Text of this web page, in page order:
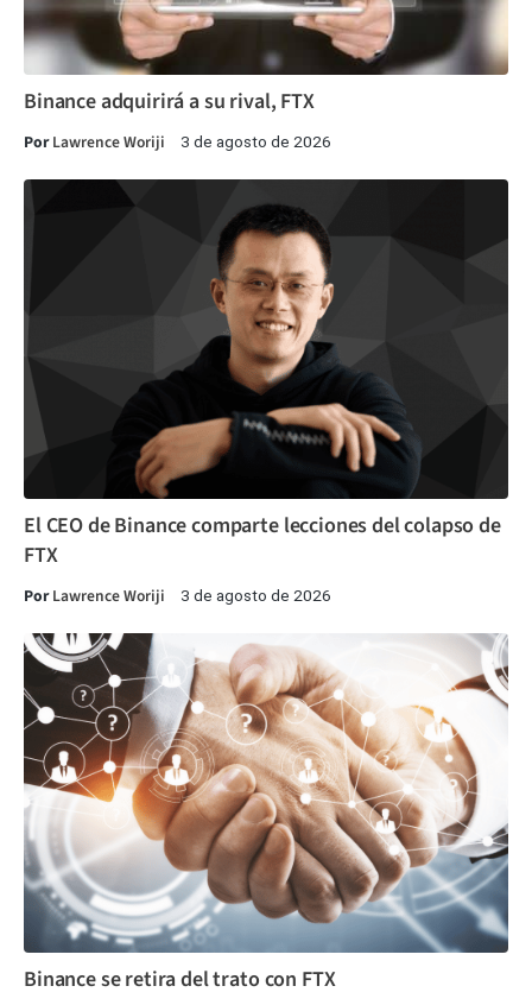
Binance adquirirá a su rival, FTX
PorLawrence Woriji 3 de agosto de 2026
El CEO de Binance comparte lecciones del colapso de
FTX
PorLawrence Woriji 3 de agosto de 2026
Binance se retira del trato con FTX